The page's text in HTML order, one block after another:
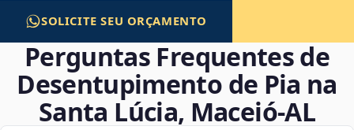
SOLICITE SEU ORÇAMENTO
Perguntas Frequentes de
Desentupimento de Pia na
Santa Lúcia, Maceió‑AL